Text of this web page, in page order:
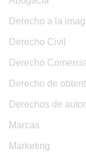
Derecho a la
Derecho Civil
Derecho
Derecho de
Derechos de autor
Marcas
Marketing